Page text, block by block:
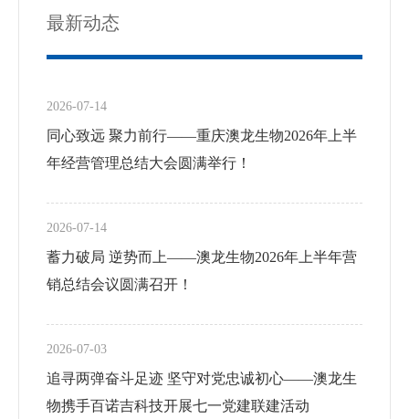
最新动态
2026-07-14
同心致远 聚力前行——重庆澳龙生物2026年上半
年经营管理总结大会圆满举行！
2026-07-14
蓄力破局 逆势而上——澳龙生物2026年上半年营
销总结会议圆满召开！
2026-07-03
追寻两弹奋斗足迹 坚守对党忠诚初心——澳龙生
物携手百诺吉科技开展七一党建联建活动